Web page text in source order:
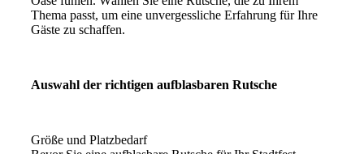
Thema passt, um eine unvergessliche Erfahrung für Ihre
Gäste zu schaffen.
Auswahl der richtigen aufblasbaren Rutsche
Größe und Platzbedarf